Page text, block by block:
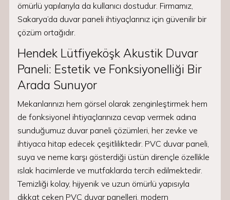
ömürlü yapılarıyla da kullanıcı dostudur. Firmamız,
Sakarya’da duvar paneli ihtiyaçlarınız için güvenilir bir
çözüm ortağıdır.
Hendek Lütfiyeköşk Akustik Duvar
Paneli: Estetik ve Fonksiyonelliği Bir
Arada Sunuyor
Mekanlarınızı hem görsel olarak zenginleştirmek hem
de fonksiyonel ihtiyaçlarınıza cevap vermek adına
sunduğumuz duvar paneli çözümleri, her zevke ve
ihtiyaca hitap edecek çeşitliliktedir. PVC duvar paneli,
suya ve neme karşı gösterdiği üstün dirençle özellikle
ıslak hacimlerde ve mutfaklarda tercih edilmektedir.
Temizliği kolay, hijyenik ve uzun ömürlü yapısıyla
dikkat çeken PVC duvar panelleri, modern